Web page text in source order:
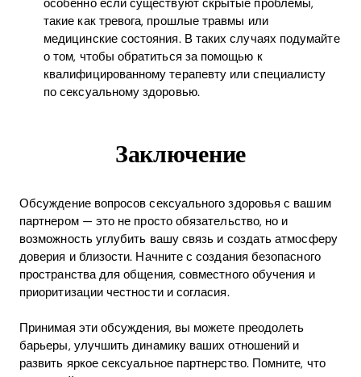
такие как тревога, прошлые травмы или
медицинские состояния. В таких случаях подумайте
о том, чтобы обратиться за помощью к
квалифицированному терапевту или специалисту
по сексуальному здоровью.
Заключение
Обсуждение вопросов сексуального здоровья с вашим
партнером — это не просто обязательство, но и
возможность углубить вашу связь и создать атмосферу
доверия и близости. Начните с создания безопасного
пространства для общения, совместного обучения и
приоритизации честности и согласия.
Принимая эти обсуждения, вы можете преодолеть
барьеры, улучшить динамику ваших отношений и
развить яркое сексуальное партнерство. Помните, что